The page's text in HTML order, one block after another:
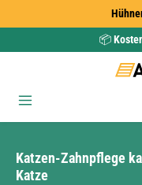
Zum Hauptinhalt springen
📦
Katzen-Zahnpflege
Katze